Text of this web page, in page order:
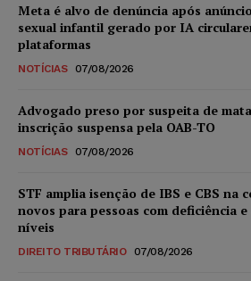
Meta é alvo de denúncia após
sexual infantil gerado por IA
plataformas
NOTÍCIAS 07/08/2026
Advogado preso por suspeita de
inscrição suspensa pela OAB-TO
NOTÍCIAS 07/08/2026
STF amplia isenção de IBS e CBS na
novos para pessoas com deficiência
níveis
DIREITO TRIBUTÁRIO 07/08/2026